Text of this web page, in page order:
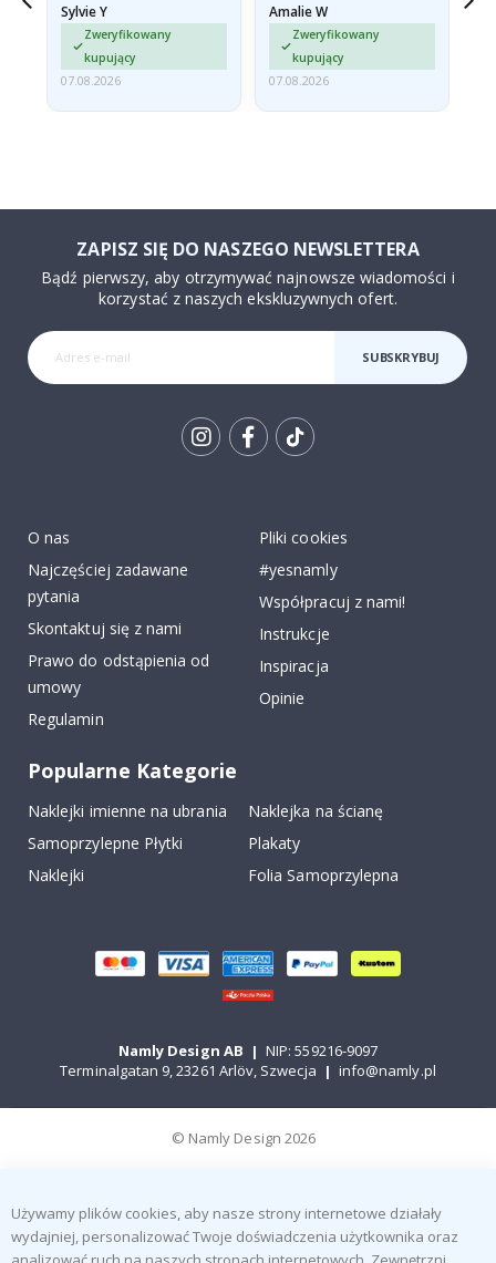
sont arrivés roulés et un…
Sylvie Y
Zweryfikowany
kupujący
07.08.2026
Amalie W
Zweryfikowany
kupujący
07.08.2026
ZAPISZ SIĘ DO NASZEGO NEWSLETTERA
Bądź pierwszy, aby otrzymywać najnowsze wiadomości i
korzystać z naszych ekskluzywnych ofert.
SUBSKRYBUJ
O nas
Najczęściej zadawane
pytania
Skontaktuj się z nami
Prawo do odstąpienia od
umowy
Regulamin
Pliki cookies
#yesnamly
Współpracuj z nami!
Instrukcje
Inspiracja
Opinie
Popularne Kategorie
Naklejki imienne na ubrania
Naklejka na ścianę
Samoprzylepne Płytki
Plakaty
Naklejki
Folia Samoprzylepna
Namly Design AB | NIP: 559216-9097
Terminalgatan 9, 23261 Arlöv, Szwecja | info@namly.pl
© Namly Design 2026
Używamy plików cookies, aby nasze strony internetowe działały
wydajniej, personalizować Twoje doświadczenia użytkownika oraz